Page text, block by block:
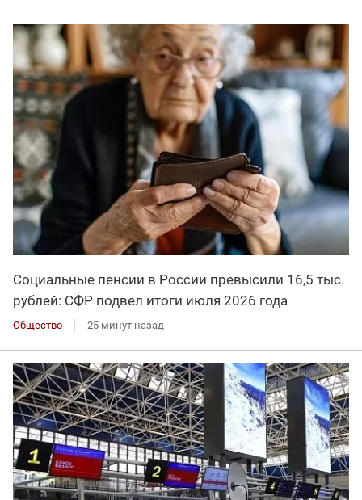
Социальные пенсии в России превысили 16,5 тыс.
рублей: СФР подвел итоги июля 2026 года
Общество 25 минут назад